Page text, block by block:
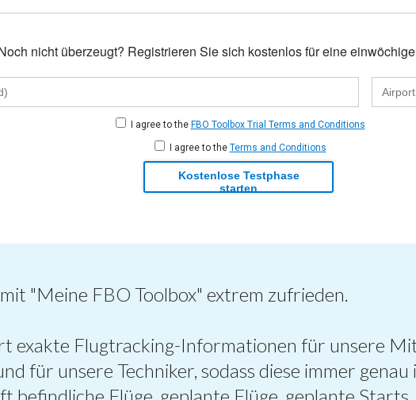
nicht überzeugt? Registrieren Sie sich kostenlos für eine
I agree to the FBO Toolbox Trial Terms and Conditions
I agree to the Terms and Conditions
Kostenlose Testphase
starten
"Meine FBO Toolbox" extrem zufrieden.
exakte Flugtracking-Informationen für unsere
für unsere Techniker, sodass diese immer
befindliche Flüge, geplante Flüge, geplante